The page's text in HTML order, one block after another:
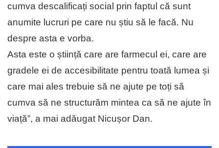
cumva descalificați social prin faptul că sunt
anumite lucruri pe care nu știu să le facă. Nu
despre asta e vorba.
Asta este o știință care are farmecul ei, care are
gradele ei de accesibilitate pentru toată lumea și
care mai ales trebuie să ne ajute pe toți să
cumva să ne structurăm mintea ca să ne ajute în
viață”, a mai adăugat Nicușor Dan.